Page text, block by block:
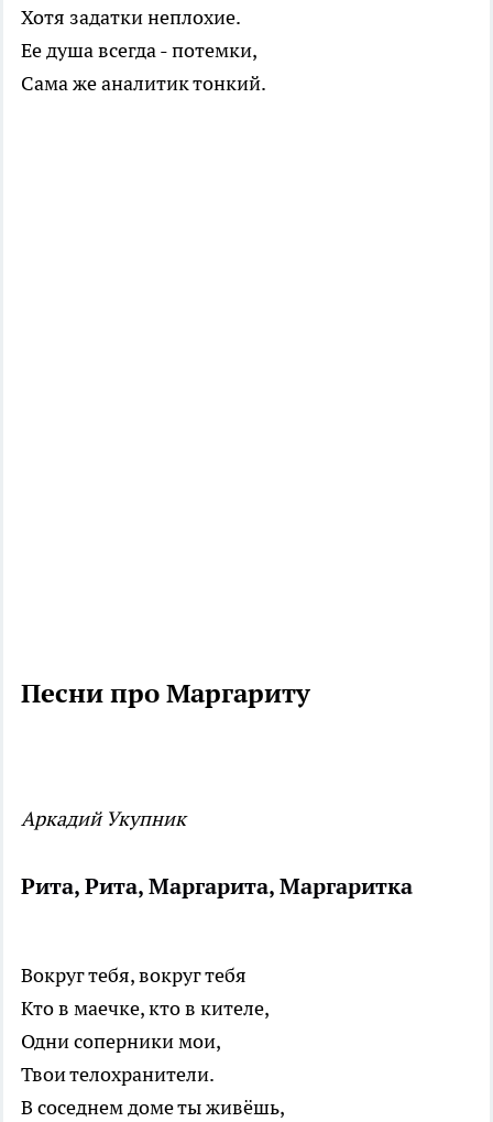
Хотя задатки неплохие.
Ее душа всегда - потемки,
Сама же аналитик тонкий.
Песни про Маргариту
Аркадий Укупник
Рита, Рита, Маргарита, Маргаритка
Вокруг тебя, вокруг тебя
Кто в маечке, кто в кителе,
Одни соперники мои,
Твои телохранители.
В соседнем доме ты живёшь,